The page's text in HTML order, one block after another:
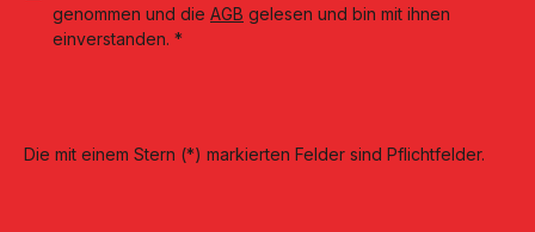
genommen und die AGB gelesen und bin mit ihnen
einverstanden. *
Die mit einem Stern (*) markierten Felder sind Pflichtfelder.